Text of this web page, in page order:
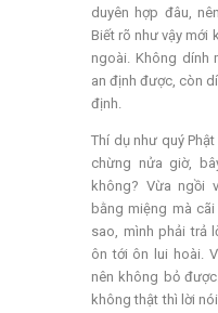
duyên hợp đâu,
Biết rõ như vậy mới
ngoài. Không dính
an định được, còn
định.
Thí dụ như quý
chừng nửa giờ,
không? Vừa ngồi
bằng miệng mà
sao, mình phải trả
ôn tới ôn lui hoài.
nên không bỏ
không thật thì lời